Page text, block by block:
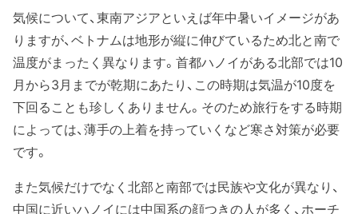
気候について、東南アジアといえば年中暑いイメージがあ
りますが、ベトナムは地形が縦に伸びているため北と南で
温度がまったく異なります。首都ハノイがある北部では10
月から3月までが乾期にあたり、この時期は気温が10度を
下回ることも珍しくありません。そのため旅行をする時期
によっては、薄手の上着を持っていくなど寒さ対策が必要
です。
また気候だけでなく北部と南部では民族や文化が異なり、
中国に近いハノイには中国系の顔つきの人が多く、ホーチ